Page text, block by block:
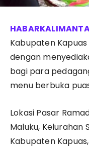
Kabupaten
dengan
bagi para
menu berbuka
Lokasi Pasar
Maluku, Kelurahan
Kabupaten